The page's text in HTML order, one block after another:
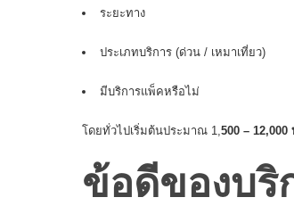
ระยะทาง
ประเภทบริการ (ด่วน / เหมาเที่ยว)
มีบริการแพ็คหรือไม่
โดยทั่วไปเริ่มต้นประมาณ 1,500 – 12,000
ข้อดีของบริ